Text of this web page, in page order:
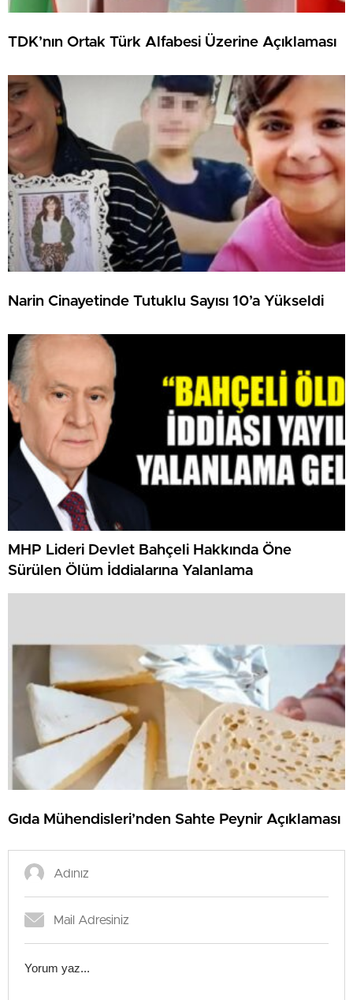
TDK’nın Ortak Türk Alfabesi Üzerine Açıklaması
Narin Cinayetinde Tutuklu Sayısı 10’a Yükseldi
MHP Lideri Devlet Bahçeli Hakkında Öne
Sürülen Ölüm İddialarına Yalanlama
Gıda Mühendisleri’nden Sahte Peynir Açıklaması